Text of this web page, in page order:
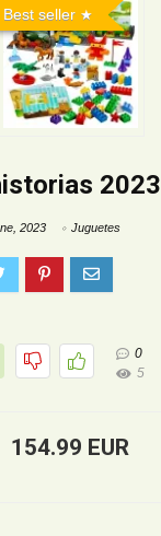
Best seller
2023
2023 Juguetes
0
5
154.99 EUR